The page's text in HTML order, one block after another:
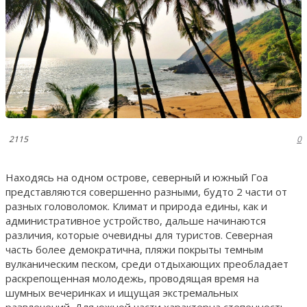
2115 0
Находясь на одном острове, северный и южный Гоа
представляются совершенно разными, будто 2 части от
разных головоломок. Климат и природа едины, как и
административное устройство, дальше начинаются
различия, которые очевидны для туристов. Северная
часть более демократична, пляжи покрыты темным
вулканическим песком, среди отдыхающих преобладает
раскрепощенная молодежь, проводящая время на
шумных вечеринках и ищущая экстремальных